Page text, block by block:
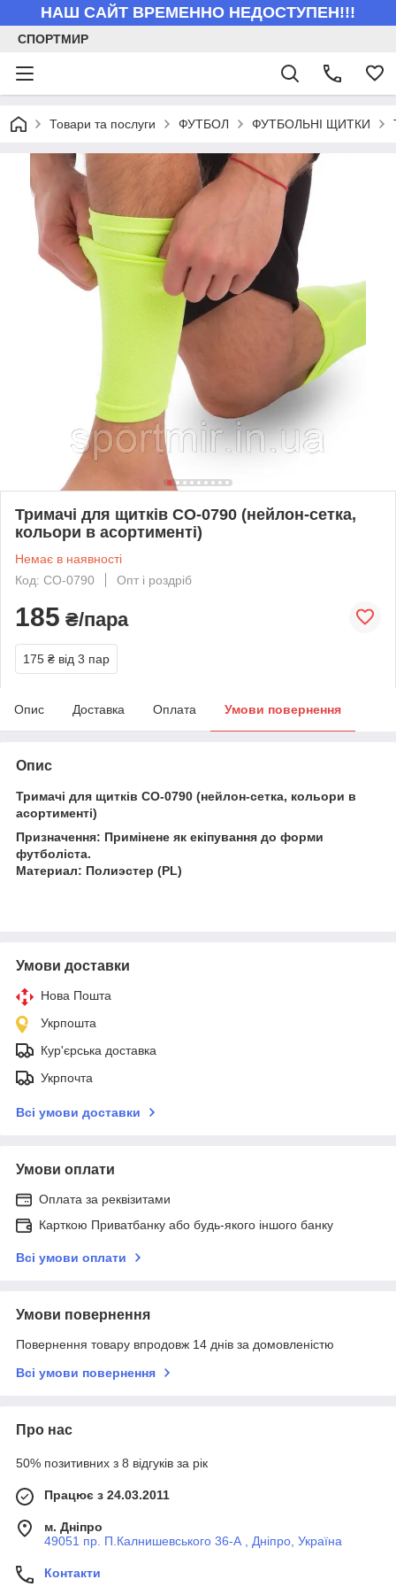
НАШ САЙТ ВРЕМЕННО НЕДОСТУПЕН!!!
СПОРТМИР
Товари та послуги ФУТБОЛ ФУТБОЛЬНІ ЩИТКИ
Тримачі для щитків CO-0790 (нейлон-сетка,
кольори в асортименті)
Немає в наявності
Код: CO-0790
Опт і роздріб
185 ₴/пара
175 ₴ від 3 пар
Опис Доставка Оплата Умови повернення
Опис
Тримачі для щитків CO-0790 (нейлон-сетка, кольори в
асортименті)
Призначення: Примінене як екіпування до форми
футболіста.
Материал: Полиэстер (PL)
Умови доставки
Нова Пошта
Укрпошта
Кур'єрська доставка
Укрпочта
Всі умови доставки
Умови оплати
Оплата за реквізитами
Карткою Приватбанку або будь-якого іншого банку
Всі умови оплати
Умови повернення
Повернення товару впродовж 14 днів за домовленістю
Всі умови повернення
Про нас
50% позитивних з 8 відгуків за рік
Працює з 24.03.2011
м. Дніпро
49051 пр. П.Калнишевського 36-А , Дніпро, Україна
Контакти